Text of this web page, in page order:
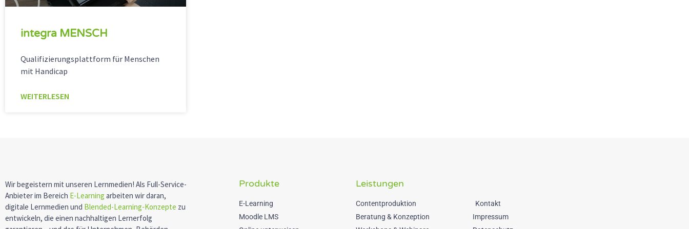
integra MENSCH
Qualifizierungsplattform für Menschen
mit Handicap
WEITERLESEN
Wir begeistern mit unseren Lernmedien! Als Full-Service-
Anbieter im Bereich E-Learning arbeiten wir daran,
digitale Lernmedien und Blended-Learning-Konzepte zu
entwickeln, die einen nachhaltigen Lernerfolg
Produkte
E-Learning
Moodle LMS
Leistungen
Contentproduktion
Beratung & Konzeption
Kontakt
Impressum